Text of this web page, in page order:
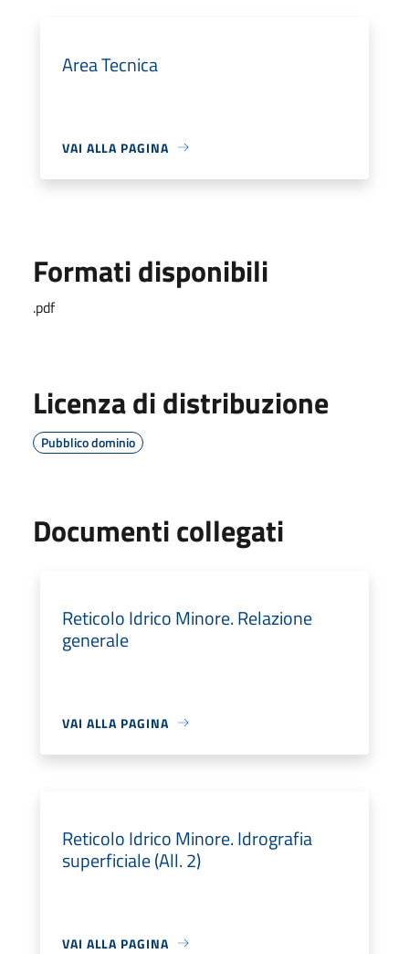
Area Tecnica
VAI ALLA PAGINA
Formati disponibili
.pdf
Licenza di distribuzione
Pubblico dominio
Documenti collegati
Reticolo Idrico Minore. Relazione
generale
VAI ALLA PAGINA
Reticolo Idrico Minore. Idrografia
superficiale (All. 2)
VAI ALLA PAGINA